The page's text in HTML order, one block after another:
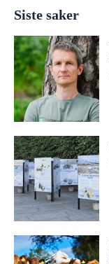
Siste saker